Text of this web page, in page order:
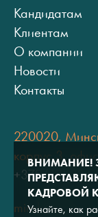
Кандидатам
Клиентам
О компании
Новости
Контакты
220020,
корпус 3,
+375 (17) 334
ВНИМАНИЕ!
КАДРОВОЙ
Узнайте, как